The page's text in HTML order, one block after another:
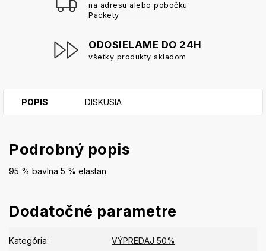
na adresu alebo pobočku
Packety
ODOSIELAME DO 24H
všetky produkty skladom
POPIS DISKUSIA
Podrobný popis
95 % bavlna 5 % elastan
Dodatočné parametre
Kategória: VÝPREDAJ 50%